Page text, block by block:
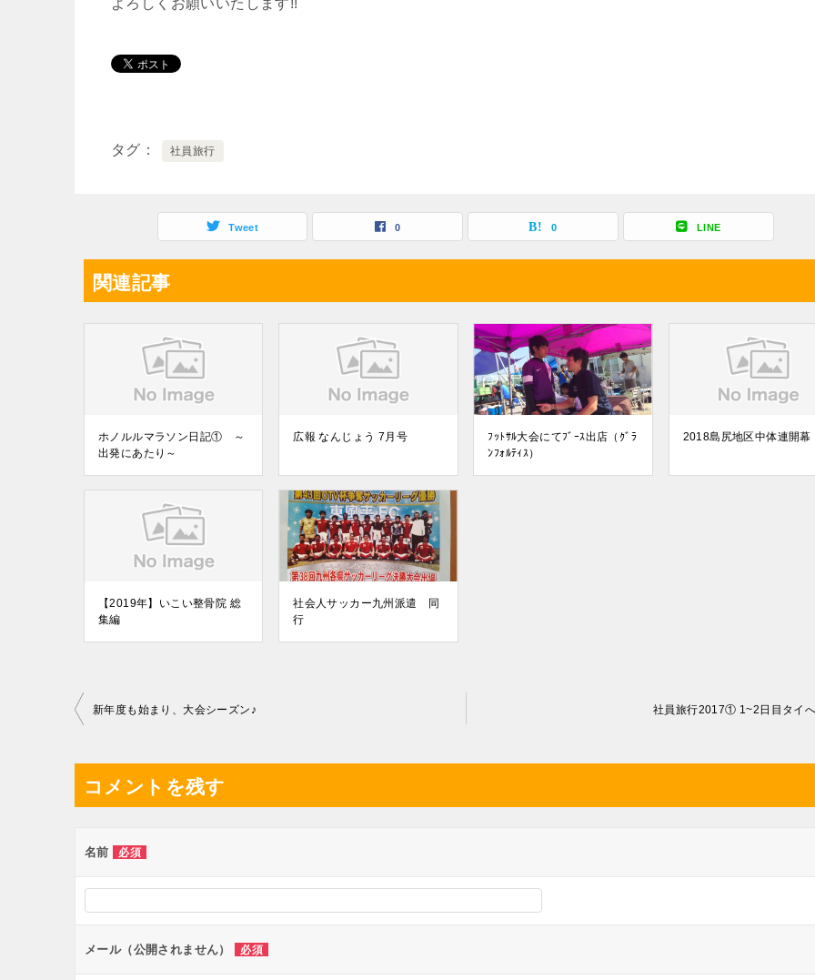
タグ 社員旅行
Tweet 0 0 LINE
関連記事
ホノルルマラソン日記① ～
出発にあたり～
広報 なんじょう 7月号
ﾌｯﾄｻﾙ大会にてﾌﾞｰｽ出店（ｸﾞﾗ
ﾝﾌｫﾙﾃｨｽ）
2018島尻地区中体連開幕
【2019年】いこい整骨院 総
集編
社会人サッカー九州派遣 同
行
投
ナ
ビ
ー
ョ
新年度も始まり、大会シーズン♪ 社員旅行2017① 1~2日目タイ
コメントを残す
名前 必須
メール（公開されません） 必須